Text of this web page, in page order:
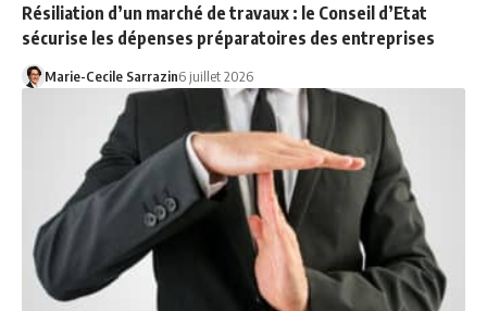
Résiliation d’un marché de travaux : le Conseil d’Etat
sécurise les dépenses préparatoires des entreprises
Marie-Cecile Sarrazin6 juillet 2026